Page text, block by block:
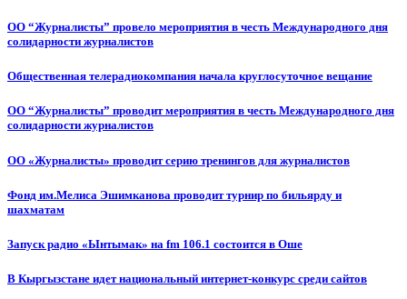
ОО “Журналисты” провело мероприятия в честь Международного дня
солидарности журналистов
Общественная телерадиокомпания начала круглосуточное вещание
ОО “Журналисты” проводит мероприятия в честь Международного дня
солидарности журналистов
ОО «Журналисты» проводит серию тренингов для журналистов
Фонд им.Мелиса Эшимканова проводит турнир по бильярду и
шахматам
Запуск радио «Ынтымак» на fm 106.1 состоится в Оше
В Кыргызстане идет национальный интернет-конкурс среди сайтов